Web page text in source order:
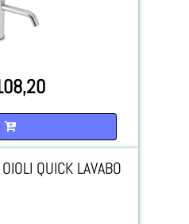
QUICK LAVABO